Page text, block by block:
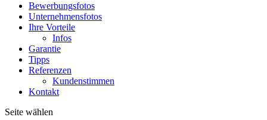
Bewerbungsfotos
Unternehmensfotos
Ihre Vorteile
Infos
Garantie
Tipps
Referenzen
Kundenstimmen
Kontakt
Seite wählen